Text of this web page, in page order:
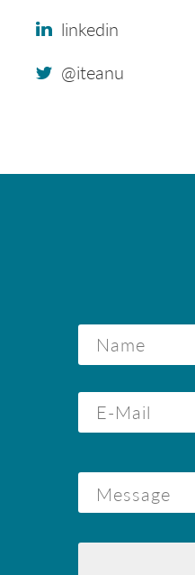
linkedin
@iteanu